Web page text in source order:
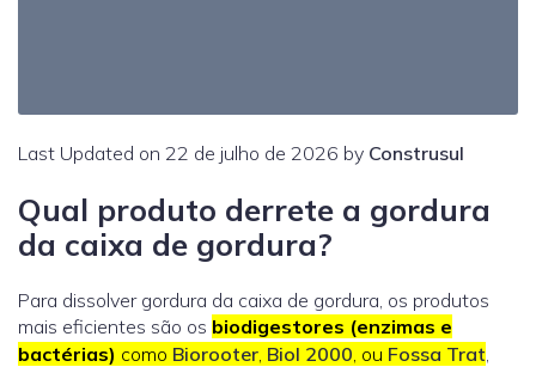
Last Updated on 22 de julho de 2026 by Construsul
Qual produto derrete a gordura
da caixa de gordura?
Para dissolver gordura da caixa de gordura, os produtos
mais eficientes são os biodigestores (enzimas e
bactérias) como Biorooter Biol 2000 , ou Fossa Trat